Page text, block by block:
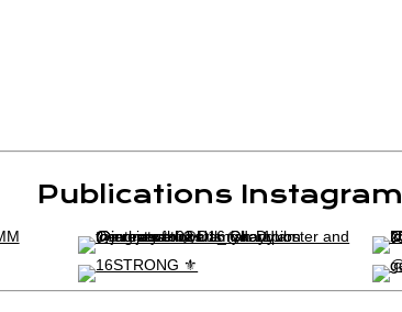
Publications Instagram